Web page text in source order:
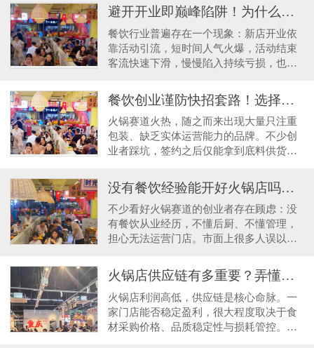
多新手创业者盲目
避开开业即巅峰陷阱！为什么很多火锅店火爆一个月迅速冷清？
餐饮行业普遍存在一个现象：新店开业依
靠活动引流，短时间人气火爆，活动结束
客流快速下滑，慢慢陷入持续亏损，也就
原因：这类门
餐饮创业谨防快招套路！选择重庆火锅品牌，认准两大硬核标准
火锅赛道火热，随之而来出现大量只注重
包装、缺乏实体运营能力的品牌。不少创
业者踩坑，签约之后仅能拿到底料供货，
营困难。创业者
没有餐饮经验能开好火锅店吗？重庆崽儿火锅标准化体系降低创业门槛
不少看好火锅赛道的创业者存在顾虑：没
有餐饮从业经历，不懂后厨、不懂管理，
担心无法运营门店。市面上很多人误以
际上标准化体系可
火锅店供应链有多重要？弄懂食材成本，看清自主开店最大短板
火锅店利润高低，供应链是核心命脉。一
家门店能否稳定盈利，很大程度取决于食
材采购价格、品质稳定性与损耗管控。